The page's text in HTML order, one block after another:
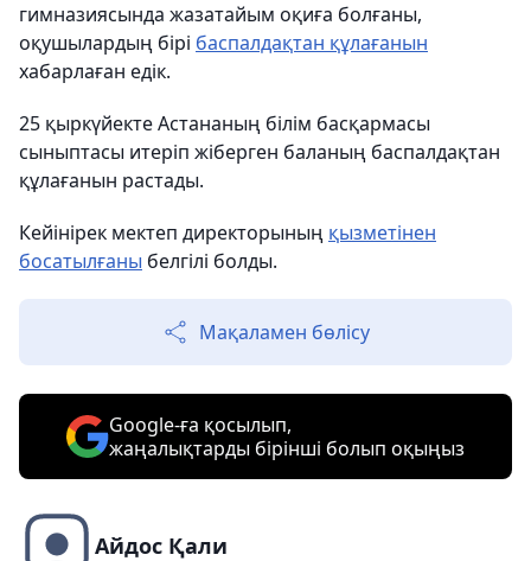
гимназиясында жазатайым оқиға болғаны,
оқушылардың бірі баспалдақтан құлағанын
хабарлаған едік.
25 қыркүйекте Астананың білім басқармасы
сыныптасы итеріп жіберген баланың баспалдақтан
құлағанын растады.
Кейінірек мектеп директорының қызметінен
босатылғаны белгілі болды.
Мақаламен бөлісу
Google-ға қосылып,
жаңалықтарды бірінші болып оқыңыз
Айдос Қали